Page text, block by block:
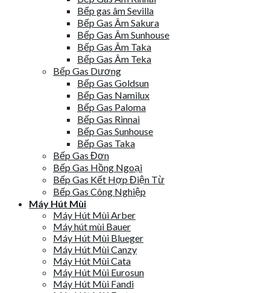
Bếp gas âm Sevilla
Bếp Gas Âm Sakura
Bếp Gas Âm Sunhouse
Bếp Gas Âm Taka
Bếp Gas Âm Teka
Bếp Gas Dương
Bếp Gas Goldsun
Bếp Gas Namilux
Bếp Gas Paloma
Bếp Gas Rinnai
Bếp Gas Sunhouse
Bếp Gas Taka
Bếp Gas Đơn
Bếp Gas Hồng Ngoại
Bếp Gas Kết Hợp Điện Từ
Bếp Gas Công Nghiệp
Máy Hút Mùi
Máy Hút Mùi Arber
Máy hút mùi Bauer
Máy Hút Mùi Blueger
Máy Hút Mùi Canzy
Máy Hút Mùi Cata
Máy Hút Mùi Eurosun
Máy Hút Mùi Fandi